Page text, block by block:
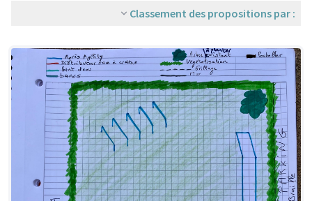
Classement des propositions par :